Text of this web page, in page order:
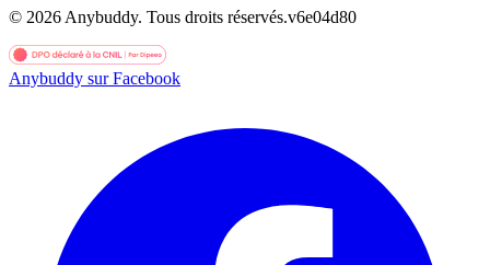
© 2026 Anybuddy. Tous droits réservés.v6e04d80
Anybuddy sur Facebook